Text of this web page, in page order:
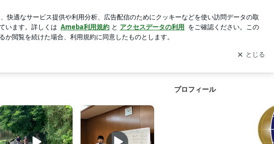
プロフィール